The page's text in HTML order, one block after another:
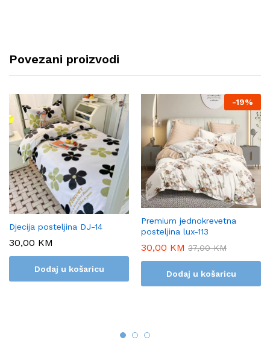
Povezani proizvodi
Djecija posteljina DJ-14
30,00 KM
Dodaj u košaricu
-19%
Premium jednokrevetna
posteljina lux-113
30,00 KM 37,00KM
Dodaj u košaricu